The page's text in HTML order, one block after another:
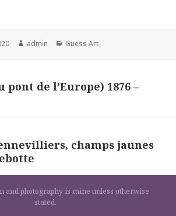
Author
admin Categories
Guess Art
pont de l’Europe) 1876 –
champs jaunes
and photography is mine unless otherwise
stated.